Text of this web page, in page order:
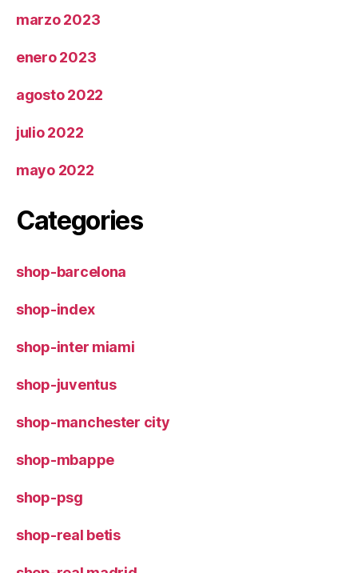
marzo 2023
enero 2023
agosto 2022
julio 2022
mayo 2022
Categories
shop-barcelona
shop-index
shop-inter miami
shop-juventus
shop-manchester city
shop-mbappe
shop-psg
shop-real betis